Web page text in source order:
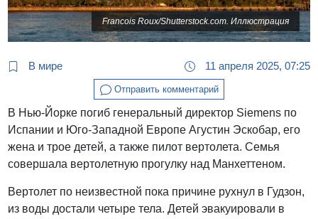
Francois Roux/Shutterstock.com. Иллюстрация
В мире 11 апреля 2025, 07:25
Отправить комментарий
В Нью-Йорке погиб генеральный директор Siemens по
Испании и Юго-Западной Европе Агустин Эскобар, его
жена и трое детей, а также пилот вертолета. Семья
совершала вертолетную прогулку над Манхеттеном.
Вертолет по неизвестной пока причине рухнул в Гудзон,
из воды достали четыре тела. Детей эвакуировали в